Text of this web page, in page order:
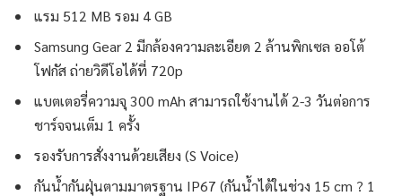
แรม 512 MB รอม 4 GB
Samsung Gear 2 มีกล้องความละเอียด 2 ล้านพิกเซล ออโต้
โฟกัส ถ่ายวิดีโอได้ที่ 720p
แบตเตอรี่ความจุ 300 mAh สามารถใช้งานได้ 2-3 วันต่อการ
ชาร์จจนเต็ม 1 ครั้ง
รองรับการสั่งงานด้วยเสียง (S Voice)
กันน้ำกันฝุ่นตามมาตรฐาน IP67 (กันน้ำได้ในช่วง 15 cm ? 1